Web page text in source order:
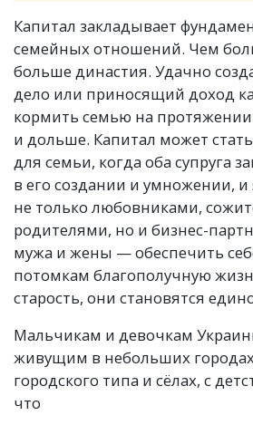
Капитал закладывает
семейных отношений. Чем
больше династия. Удачно
дело или приносящий доход
кормить семью на протяжении
и дольше. Капитал может
для семьи, когда оба супруга
в его создании и умножении,
не только любовниками,
родителями, но и бизнес-
мужа и жены — обеспечить
потомкам благополучную
старость, они становятся
Мальчикам и девочкам
живущим в небольших
городского типа и сёлах, с
что